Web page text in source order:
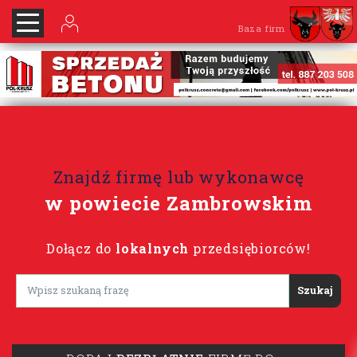
Baza firm
Znajdź firmę lub wykonawcę
w powiecie Zambrowskim
Dołącz do lokalnych przedsiębiorców!
Lorem ipsum